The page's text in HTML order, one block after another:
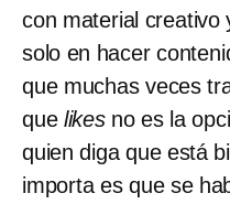
con material creativo
solo en hacer
que muchas veces
que likesno es la
quien diga que está
importa es que se